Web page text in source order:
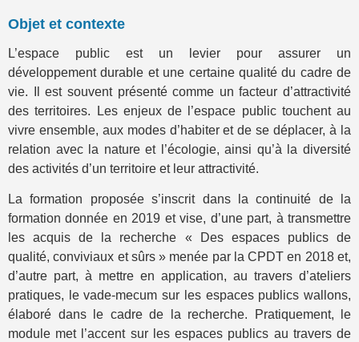
Objet et contexte
L’espace public est un levier pour assurer un
développement durable et une certaine qualité du cadre de
vie. Il est souvent présenté comme un facteur d’attractivité
des territoires. Les enjeux de l’espace public touchent au
vivre ensemble, aux modes d’habiter et de se déplacer, à la
relation avec la nature et l’écologie, ainsi qu’à la diversité
des activités d’un territoire et leur attractivité.
La formation proposée s’inscrit dans la continuité de la
formation donnée en 2019 et vise, d’une part, à transmettre
les acquis de la recherche « Des espaces publics de
qualité, conviviaux et sûrs » menée par la CPDT en 2018 et,
d’autre part, à mettre en application, au travers d’ateliers
pratiques, le vade-mecum sur les espaces publics wallons,
élaboré dans le cadre de la recherche. Pratiquement, le
module met l’accent sur les espaces publics au travers de